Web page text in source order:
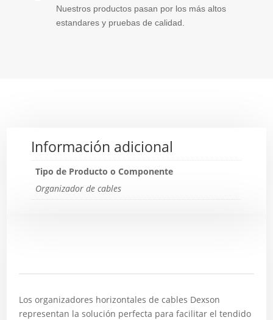
Nuestros productos pasan por los más altos
estandares y pruebas de calidad.
Información adicional
Tipo de Producto o Componente
Organizador de cables
Los organizadores horizontales de cables Dexson
representan la solución perfecta para facilitar el tendido